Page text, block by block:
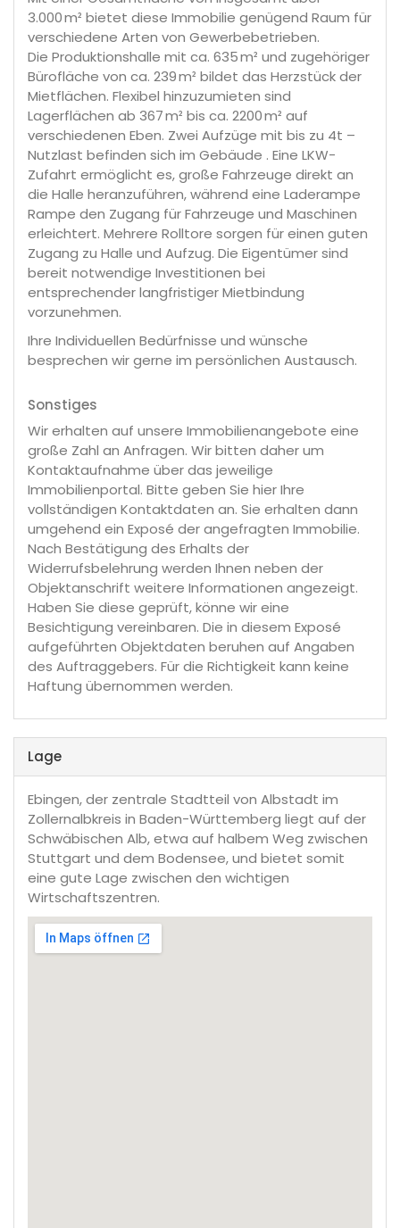
3.000 m² bietet diese Immobilie genügend Raum für
verschiedene Arten von Gewerbebetrieben.
Die Produktionshalle mit ca. 635 m² und zugehöriger
Bürofläche von ca. 239 m² bildet das Herzstück der
Mietflächen. Flexibel hinzuzumieten sind
Lagerflächen ab 367 m² bis ca. 2200 m² auf
verschiedenen Eben. Zwei Aufzüge mit bis zu 4t –
Nutzlast befinden sich im Gebäude . Eine LKW-
Zufahrt ermöglicht es, große Fahrzeuge direkt an
die Halle heranzuführen, während eine Laderampe
Rampe den Zugang für Fahrzeuge und Maschinen
erleichtert. Mehrere Rolltore sorgen für einen guten
Zugang zu Halle und Aufzug. Die Eigentümer sind
bereit notwendige Investitionen bei
entsprechender langfristiger Mietbindung
vorzunehmen.
Ihre Individuellen Bedürfnisse und wünsche
besprechen wir gerne im persönlichen Austausch.
Sonstiges
Wir erhalten auf unsere Immobilienangebote eine
große Zahl an Anfragen. Wir bitten daher um
Kontaktaufnahme über das jeweilige
Immobilienportal. Bitte geben Sie hier Ihre
vollständigen Kontaktdaten an. Sie erhalten dann
umgehend ein Exposé der angefragten Immobilie.
Nach Bestätigung des Erhalts der
Widerrufsbelehrung werden Ihnen neben der
Objektanschrift weitere Informationen angezeigt.
Haben Sie diese geprüft, könne wir eine
Besichtigung vereinbaren. Die in diesem Exposé
aufgeführten Objektdaten beruhen auf Angaben
des Auftraggebers. Für die Richtigkeit kann keine
Haftung übernommen werden.
Lage
Ebingen, der zentrale Stadtteil von Albstadt im
Zollernalbkreis in Baden-Württemberg liegt auf der
Schwäbischen Alb, etwa auf halbem Weg zwischen
Stuttgart und dem Bodensee, und bietet somit
eine gute Lage zwischen den wichtigen
Wirtschaftszentren.